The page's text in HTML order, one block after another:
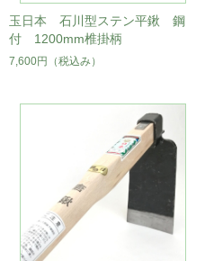
玉日本 石川型ステン平鍬 鋼
付 1200mm椎掛柄
7,600円 （税込み）